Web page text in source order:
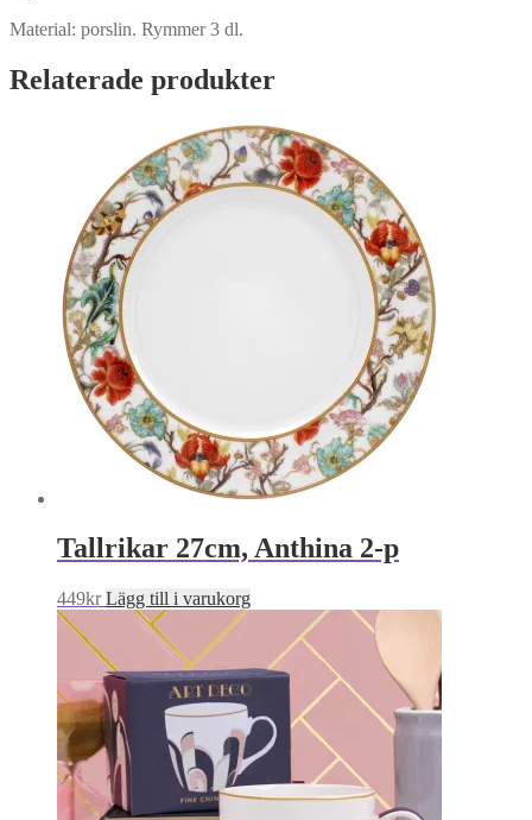
Material: porslin. Rymmer 3 dl.
Relaterade produkter
Tallrikar 27cm, Anthina 2-p
449kr Lägg till i varukorg